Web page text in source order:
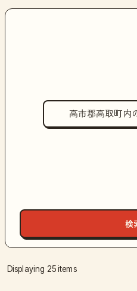
Displaying 25 items